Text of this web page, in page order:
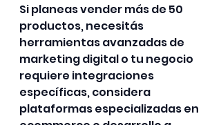
Si planeas vender más de 50
productos, necesitás
herramientas avanzadas de
marketing digital o tu negocio
requiere integraciones
específicas, considera
plataformas especializadas en